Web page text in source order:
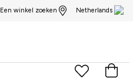
Een winkel zoeken Netherlands